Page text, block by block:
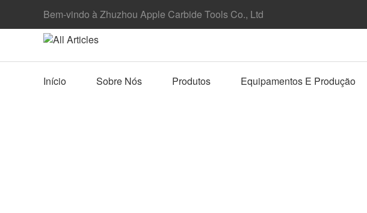
Bem-vindo à Zhuzhou Apple Carbide Tools Co., Ltd
Início Sobre Nós Produtos Equipamentos E Produção